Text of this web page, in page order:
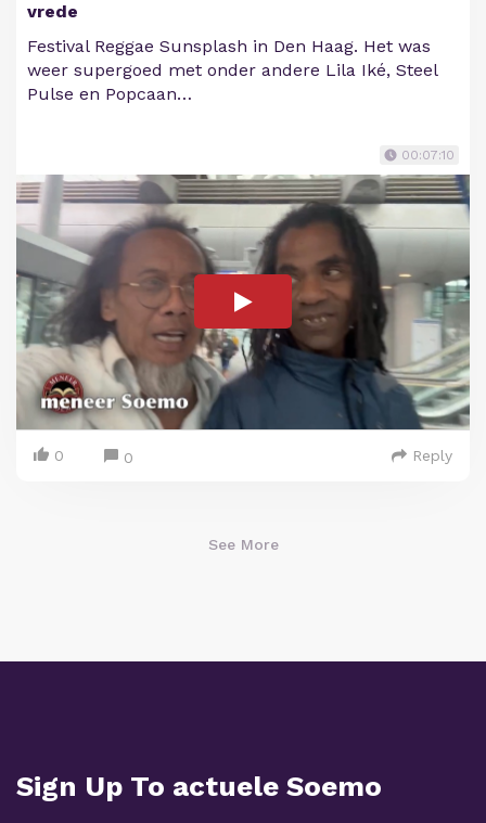
vrede
Festival Reggae Sunsplash in Den Haag. Het was
weer supergoed met onder andere Lila Iké, Steel
Pulse en Popcaan…
00:07:10
0 0 Reply
See More
Sign Up To actuele Soemo